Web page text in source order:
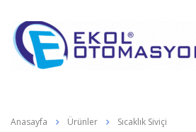
Anasayfa Ürünler Sıcaklık Siviçi